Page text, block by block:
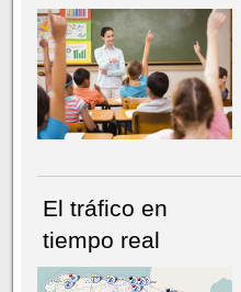
El tráfico en
tiempo real